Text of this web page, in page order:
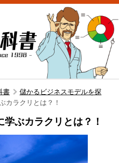
書
儲かるビジネスモデルを探
カラクリとは？！
ぶカラクリとは？！